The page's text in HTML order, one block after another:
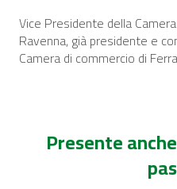
Vice Presidente della
Ravenna, già presidente e
Camera di commercio di
Presente